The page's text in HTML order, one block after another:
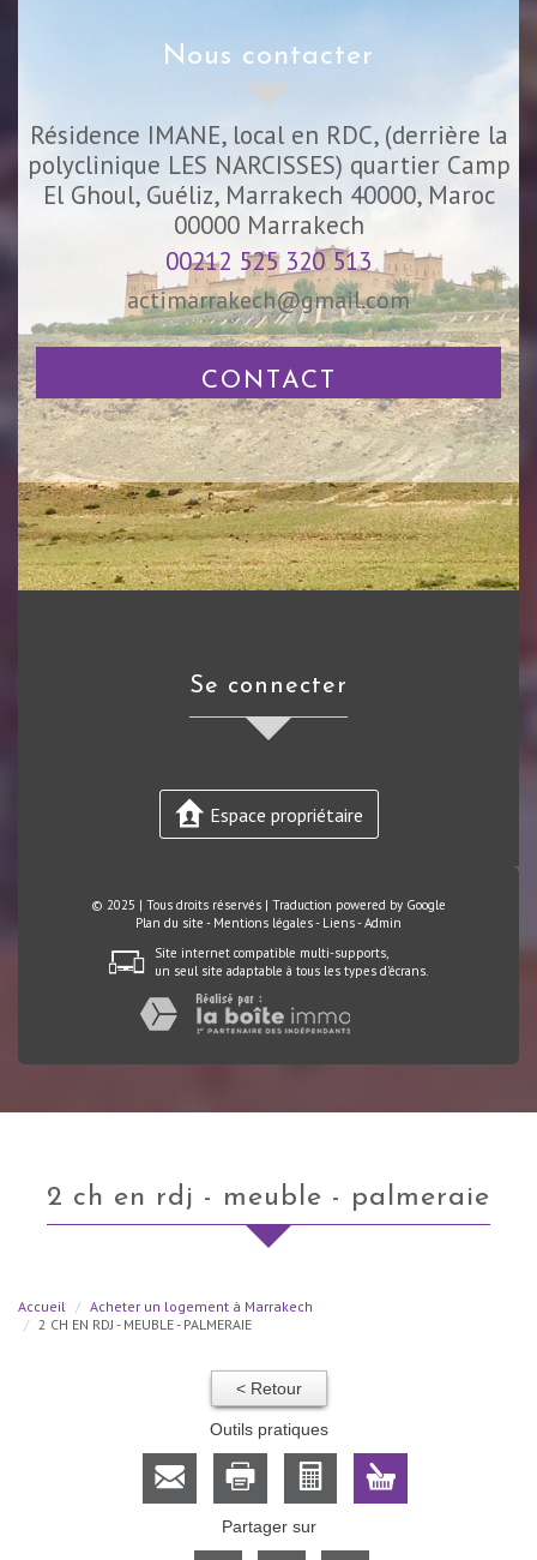
nous contacter
Résidence IMANE, local en RDC, (derrière la
polyclinique LES NARCISSES) quartier Camp
El Ghoul, Guéliz, Marrakech 40000, Maroc
00000 Marrakech
00212 525 320 513
actimarrakech@gmail.com
CONTACT
se connecter
Espace propriétaire
© 2025 | Tous droits réservés | Traduction powered by Google
Plan du site - Mentions légales- Liens-Admin
Site internet compatible multi-supports,
un seul site adaptable à tous les types d'écrans.
2 ch en rdj - meuble - palmeraie
Accueil
Acheter un logement à Marrakech
2 CH EN RDJ - MEUBLE - PALMERAIE
< Retour
Outils pratiques
Partager sur